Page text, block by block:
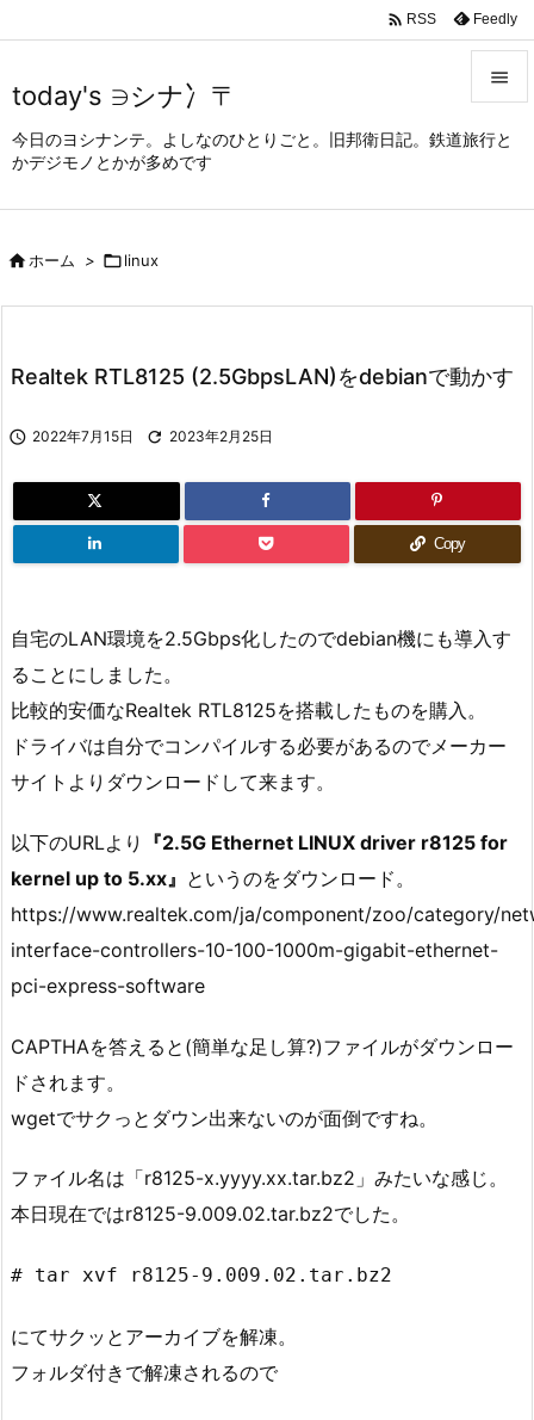
today's ∋シナ冫〒
今日のヨシナンテ。よしなのひとりごと。旧邦衛日記。鉄道旅行と
かデジモノとかが多めです


メニュ
サイド


 RSS Feedly
ホーム > linux
Realtek RTL8125 (2.5GbpsLAN)をdebianで動かす
 2022年7月15日  2023年2月25日
Copy
自宅のLAN環境を2.5Gbps化したのでdebian機にも導入す
ることにしました。
比較的安価なRealtek RTL8125を搭載したものを購入。
ドライバは自分でコンパイルする必要があるのでメーカー
サイトよりダウンロードして来ます。
以下のURLより
『2.5G Ethernet LINUX driver r8125 for
kernel up to 5.xx』 というのをダウンロード。
https://www.realtek.com/ja/component/zoo/category/
interface-controllers-10-100-1000m-gigabit-ethernet-
pci-express-software
CAPTHAを答えると(簡単な足し算?)ファイルがダウンロー
ドされます。
wgetでサクっとダウン出来ないのが面倒ですね。
ファイル名は「r8125-x.yyyy.xx.tar.bz2」みたいな感じ。
本日現在ではr8125-9.009.02.tar.bz2でした。
# tar xvf r8125-9.009.02.tar.bz2
にてサクッとアーカイブを解凍。
フォルダ付きで解凍されるので